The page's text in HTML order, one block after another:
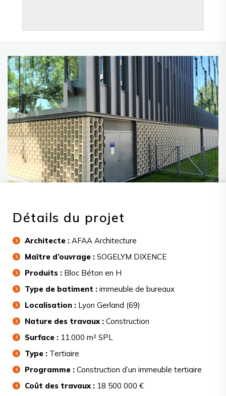
Détails du projet
Architecte : AFAA Architecture
Maître d’ouvrage : SOGELYM DIXENCE
Produits : Bloc Béton en H
Type de batiment : immeuble de bureaux
Localisation : Lyon Gerland (69)
Nature des travaux : Construction
Surface : 11.000 m² SPL
Type : Tertiaire
Programme : Construction d’un immeuble tertiaire
Coût des travaux : 18 500 000 €